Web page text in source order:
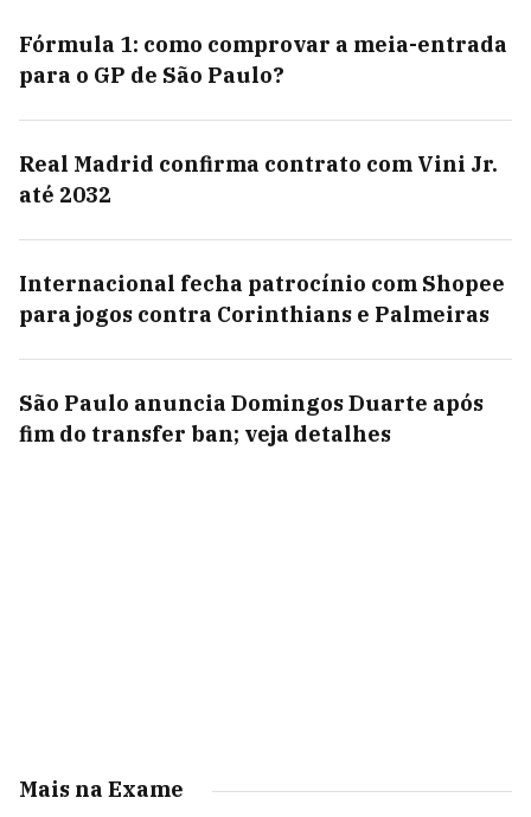
Fórmula 1: como comprovar a meia-entrada
para o GP de São Paulo?
Real Madrid confirma contrato com Vini Jr.
até 2032
Internacional fecha patrocínio com Shopee
para jogos contra Corinthians e Palmeiras
São Paulo anuncia Domingos Duarte após
fim do transfer ban; veja detalhes
Mais na Exame